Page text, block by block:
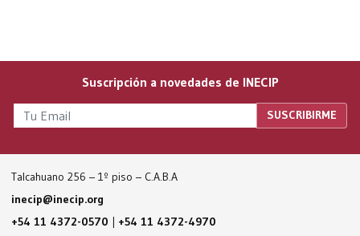
Suscripción a novedades de INECIP
Talcahuano 256 – 1º piso – C.A.B.A
inecip@inecip.org
+54 11 4372-0570 | +54 11 4372-4970